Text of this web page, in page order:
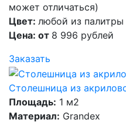
может отличаться)
Цвет: любой из палитры
Цена: от 8 996 рублей
Заказать
Столешница из
Площадь: 1 м2
Материал: Grandex